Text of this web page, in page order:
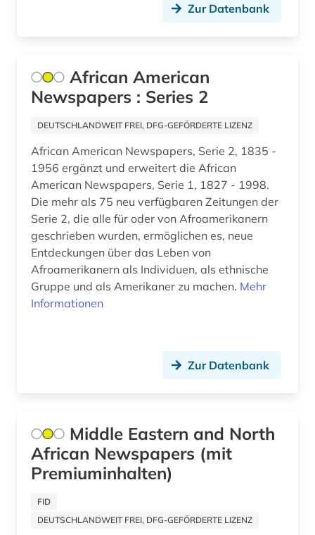
niederländisch (1)
nordafrika (2)
nordirland (1)
norwegen (2)
ny (1)
nürnberg (2)
ost (1)
panama (1)
paris (3)
parlamentsdrucksache (1)
passau (1)
Zur Datenbank
African American
Newspapers : Series 2
DEUTSCHLANDWEIT FREI, DFG-GEFÖRDERTE LIZENZ
African American Newspapers, Serie 2, 1835 -
1956 ergänzt und erweitert die African
American Newspapers, Serie 1, 1827 - 1998.
Die mehr als 75 neu verfügbaren Zeitungen der
Serie 2, die alle für oder von Afroamerikanern
geschrieben wurden, ermöglichen es, neue
Entdeckungen über das Leben von
Afroamerikanern als Individuen, als ethnische
Gruppe und als Amerikaner zu machen. Mehr
Informationen
Zur Datenbank
Middle Eastern and North
African Newspapers (mit
Premiuminhalten)
FID
DEUTSCHLANDWEIT FREI, DFG-GEFÖRDERTE LIZENZ